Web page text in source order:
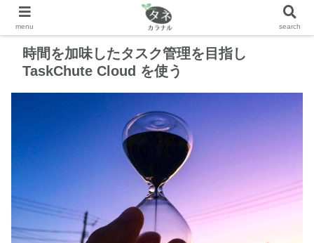
時間を加味したタスク管理を目指し
TaskChute Cloud を使う